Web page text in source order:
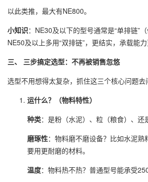
以此类推，最大有NE800。
小知识：NE30及以下的型号通常是“单排链”（
NE50及以上多用“双排链”，更结实，承载能力
三、 三步搞定选型：不再被销售忽悠
选型不用想得太复杂，抓住这三个核心问题去
运什么？（物料特性）
种类：是粉（水泥）、粒（粮食）、还
磨琢性：物料磨不磨设备？比如水泥熟
要用更耐磨的材料。
温度：物料热不热？普通型号能承受